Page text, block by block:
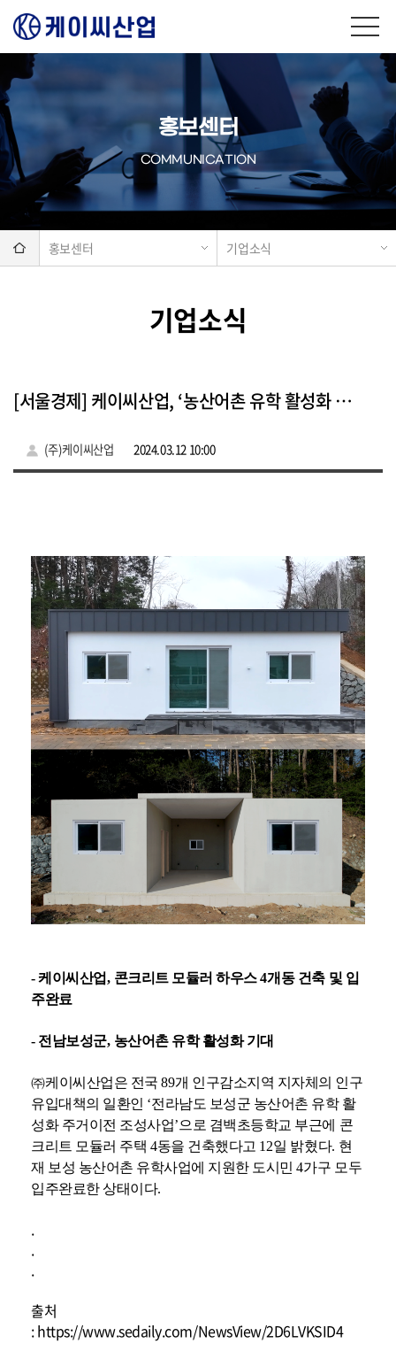
홍보센터
COMMUNICATION
홍보센터 기업소식
기업소식
[서울경제] 케이씨산업, ‘농산어촌 유학 활성화 주거이전 조성사업’ 참여... 콘크리트 모듈러 하우스 4개동 건축
(주)케이씨산업 2024.03.12 10:00
- 케이씨산업, 콘크리트 모듈러 하우스4개동 건축 및 입
주완료
- 전남보성군, 농산어촌 유학 활성화 기대
㈜케이씨산업은 전국89개 인구감소지역 지자체의 인구
유입대책의 일환인 ‘전라남도 보성군 농산어촌 유학 활
성화 주거이전 조성사업’으로 겸백초등학교 부근에 콘
크리트 모듈러 주택 4동을 건축했다고 12일 밝혔다. 현
재 보성 농산어촌 유학사업에 지원한 도시민4가구 모두
입주완료한 상태이다.
.
.
.
출처
:https://www.sedaily.com/NewsView/2D6LVKSID4